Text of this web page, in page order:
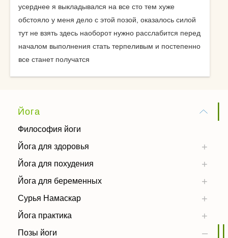
усерднее я выкладывался на все сто тем хуже
обстояло у меня дело с этой позой, оказалось силой
тут не взять здесь наоборот нужно расслабится перед
началом выполнения стать терпеливым и постепенно
все станет получатся
Йога
Философия йоги
Йога для здоровья
Йога для похудения
Йога для беременных
Сурья Намаскар
Йога практика
Позы йоги